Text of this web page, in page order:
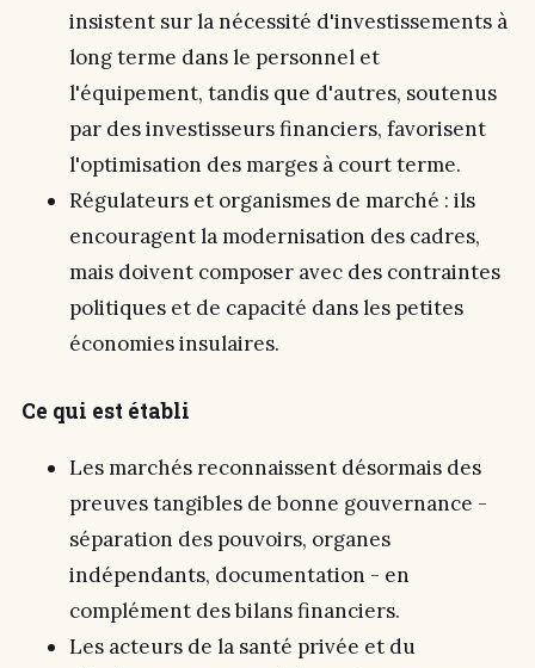
insistent sur la nécessité d'investissements à
long terme dans le personnel et
l'équipement, tandis que d'autres, soutenus
par des investisseurs financiers, favorisent
l'optimisation des marges à court terme.
Régulateurs et organismes de marché : ils
encouragent la modernisation des cadres,
mais doivent composer avec des contraintes
politiques et de capacité dans les petites
économies insulaires.
Ce qui est établi
Les marchés reconnaissent désormais des
preuves tangibles de bonne gouvernance -
séparation des pouvoirs, organes
indépendants, documentation - en
complément des bilans financiers.
Les acteurs de la santé privée et du